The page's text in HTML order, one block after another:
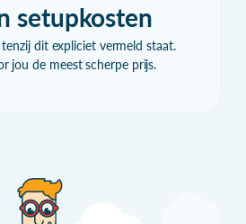
setupkosten
dit expliciet vermeld staat.
jou de meest scherpe prijs.